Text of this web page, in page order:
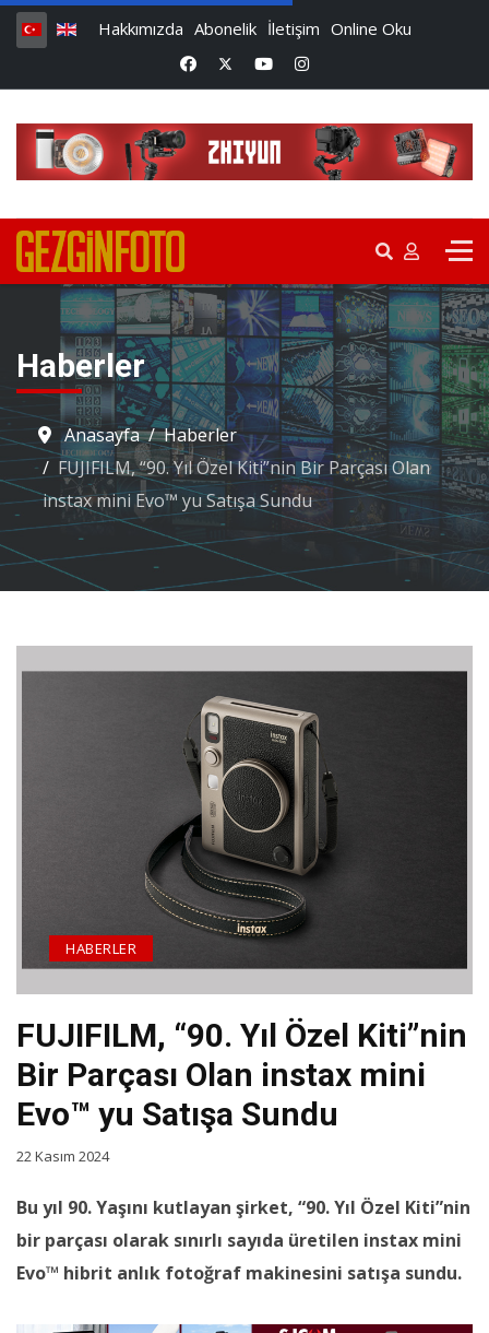
Hakkımızda Abonelik İletişim Online Oku
Haberler
Anasayfa
Haberler
FUJIFILM, “90. Yıl Özel Kiti”nin Bir Parçası Olan
instax mini Evo™ yu Satışa Sundu
FUJIFILM, “90. Yıl Özel Kiti”nin
Bir Parçası Olan instax mini
Evo™ yu Satışa Sundu
HABERLER
22 Kasım 2024
Bu yıl 90. Yaşını kutlayan şirket, “90. Yıl Özel Kiti”nin
bir parçası olarak sınırlı sayıda üretilen instax mini
Evo™ hibrit anlık fotoğraf makinesini satışa sundu.